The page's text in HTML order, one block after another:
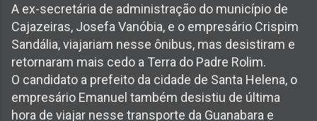
A ex-secretária de administração do município de
Cajazeiras, Josefa Vanóbia, e o empresário Crispim
Sandália, viajariam nesse ônibus, mas desistiram e
retornaram mais cedo a Terra do Padre Rolim.
O candidato a prefeito da cidade de Santa Helena, o
empresário Emanuel também desistiu de última
hora de viajar nesse transporte da Guanabara e